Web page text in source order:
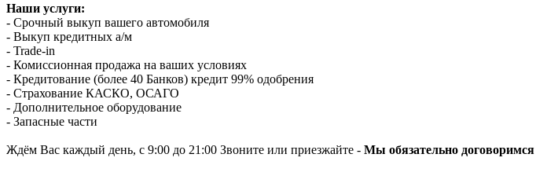
Наши услуги:
- Срочный выкуп вашего автомобиля
- Выкуп кредитных а/м
- Trade-in
- Комиссионная продажа на ваших условиях
- Кредитование (более 40 Банков) кредит 99% одобрения
- Страхование КАСКО, ОСАГО
- Дополнительное оборудование
- Запасные части
Ждём Вас каждый день, с 9:00 до 21:00 Звоните или приезжайте - Мы обязательно договоримся